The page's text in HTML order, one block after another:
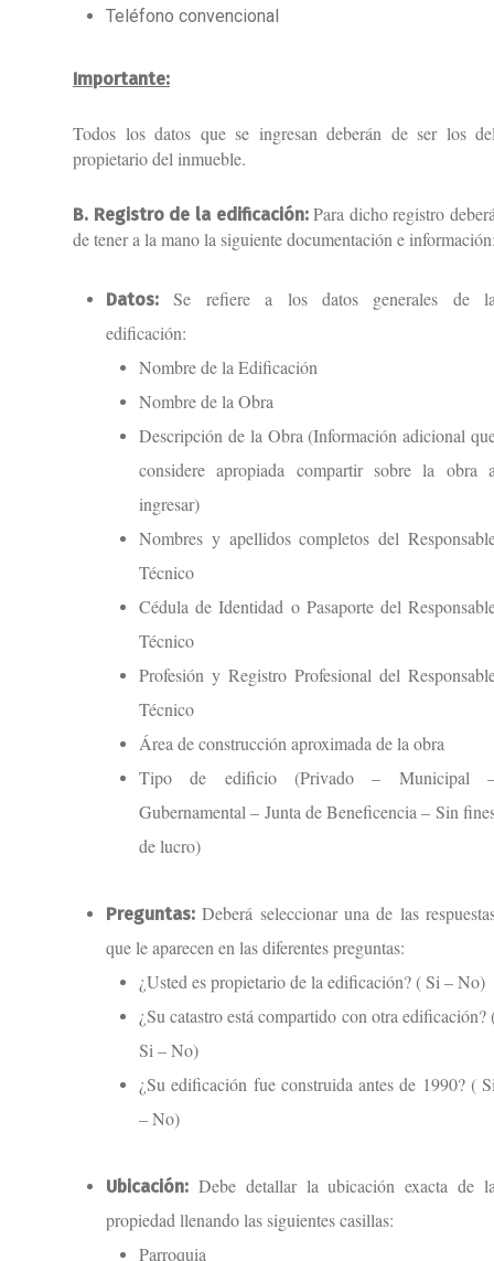
Teléfono convencional
Importante:
Todos los datos que se ingresan deberán de ser los
propietario del inmueble.
B. Registro de la edificación:Para dicho registro
de tener a la mano la siguiente documentación e
Datos:Se refiere a los datos generales de
edificación:
Nombre de la Edificación
Nombre de la Obra
Descripción de la Obra (Información adicional
considere apropiada compartir sobre la obra
ingresar)
Nombres y apellidos completos del
Técnico
Cédula de Identidad o Pasaporte del
Técnico
Profesión y Registro Profesional del
Técnico
Área de construcción aproximada de la obra
Tipo de edificio (Privado – Municipal
Gubernamental – Junta de Beneficencia – Sin
de lucro)
Preguntas:Deberá seleccionar una de las
que le aparecen en las diferentes preguntas:
¿Usted es propietario de la edificación? ( Si – No)
¿Su catastro está compartido con otra edificación?
Si – No)
¿Su edificación fue construida antes de 1990? (
– No)
Ubicación: Debe detallar la ubicación exacta de
propiedad llenando las siguientes casillas:
Parroquia